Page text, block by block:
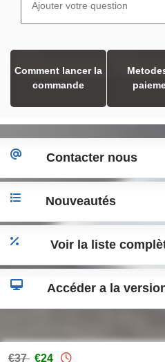
Comment lancer la
commande
€37 €24
Contacter nous
Nouveautés
Voir la liste
Accéder a la